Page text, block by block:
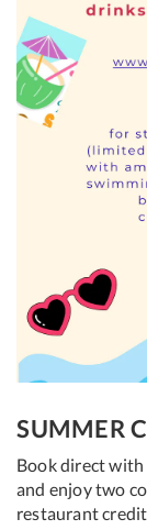
SUMMER
Book direct with
and enjoy two
restaurant credit